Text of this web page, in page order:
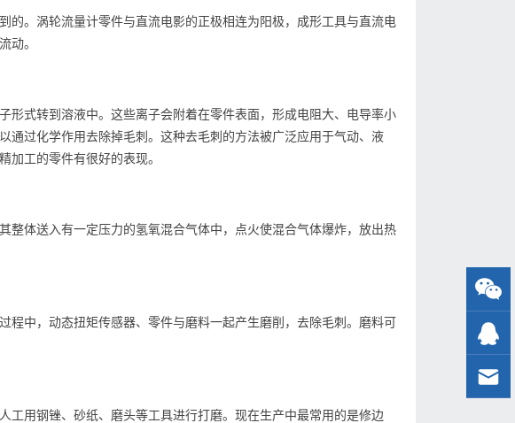
的。涡轮流量计零件与直流电影的正极相连为阳极，成形工具与直流电
动。
形式转到溶液中。这些离子会附着在零件表面，形成电阻大、电导率小
通过化学作用去除掉毛刺。这种去毛刺的方法被广泛应用于气动、液
加工的零件有很好的表现。
整体送入有一定压力的氢氧混合气体中，点火使混合气体爆炸，放出热
程中，动态扭矩传感器、零件与磨料一起产生磨削，去除毛刺。磨料可
工用钢锉、砂纸、磨头等工具进行打磨。现在生产中最常用的是修边